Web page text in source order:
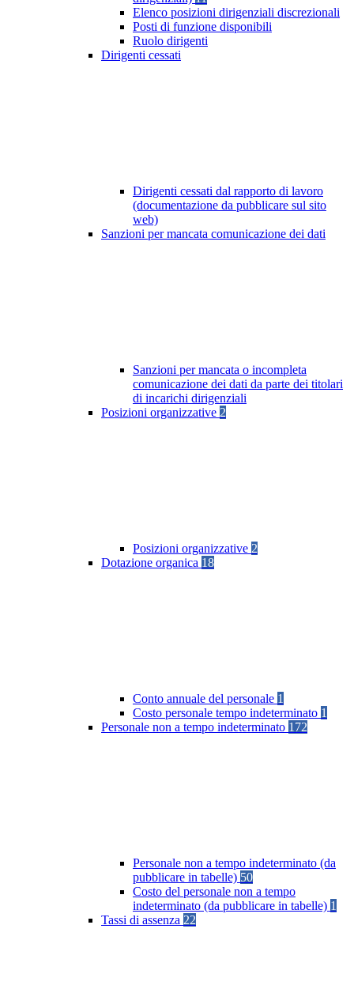
Elenco posizioni dirigenziali discrezionali
Posti di funzione disponibili
Ruolo dirigenti
Dirigenti cessati
Dirigenti cessati dal rapporto di lavoro
(documentazione da pubblicare sul sito
web)
Sanzioni per mancata comunicazione dei dati
Sanzioni per mancata o incompleta
comunicazione dei dati da parte dei titolari
di incarichi dirigenziali
Posizioni organizzative 2
Posizioni organizzative 2
Dotazione organica 18
Conto annuale del personale 1
Costo personale tempo indeterminato 1
Personale non a tempo indeterminato 172
Personale non a tempo indeterminato (da
pubblicare in tabelle) 50
Costo del personale non a tempo
indeterminato (da pubblicare in tabelle) 1
Tassi di assenza 22